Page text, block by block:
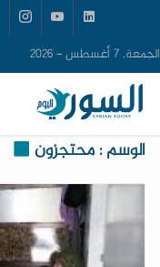
الجمعة, 7 أغسطس - 2026
الوسم : محتجزون